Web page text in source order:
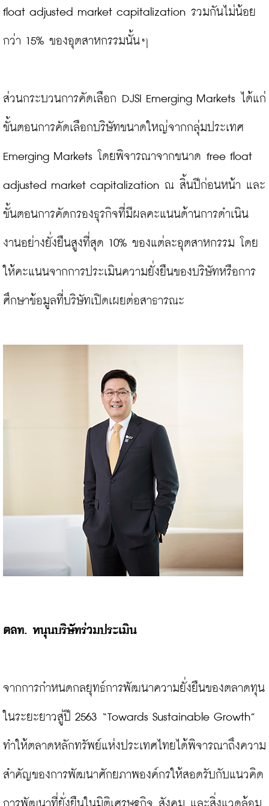
float adjusted market capitalization รวมกันไม่น้อย
กว่า 15% ของอุตสาหกรรมนั้นๆ
ส่วนกระบวนการคัดเลือก DJSI Emerging Markets ได้แก่
ขั้นตอนการคัดเลือกบริษัทขนาดใหญ่จากกลุ่มประเทศ
Emerging Markets โดยพิจารณาจากขนาด free float
adjusted market capitalization ณ สิ้นปีก่อนหน้า และ
ขั้นตอนการคัดกรองธุรกิจที่มีผลคะแนนด้านการดำเนิน
งานอย่างยั่งยืนสูงที่สุด 10% ของแต่ละอุตสาหกรรม โดย
ให้คะแนนจากการประเมินความยั่งยืนของบริษัทหรือการ
ศึกษาข้อมูลที่บริษัทเปิดเผยต่อสาธารณะ
ตลท. หนุนบริษัทร่วมประเมิน
จากการกำหนดกลยุทธ์การพัฒนาความยั่งยืนของตลาดทุน
ในระยะยาวสู่ปี 2563 “Towards Sustainable Growth”
ทำให้ตลาดหลักทรัพย์แห่งประเทศไทยได้พิจารณาถึงความ
สำคัญของการพัฒนาศักยภาพองค์กรให้สอดรับกับแนวคิด
การพัฒนาที่ยั่งยืนในมิติเศรษฐกิจ สังคม และสิ่งแวดล้อม